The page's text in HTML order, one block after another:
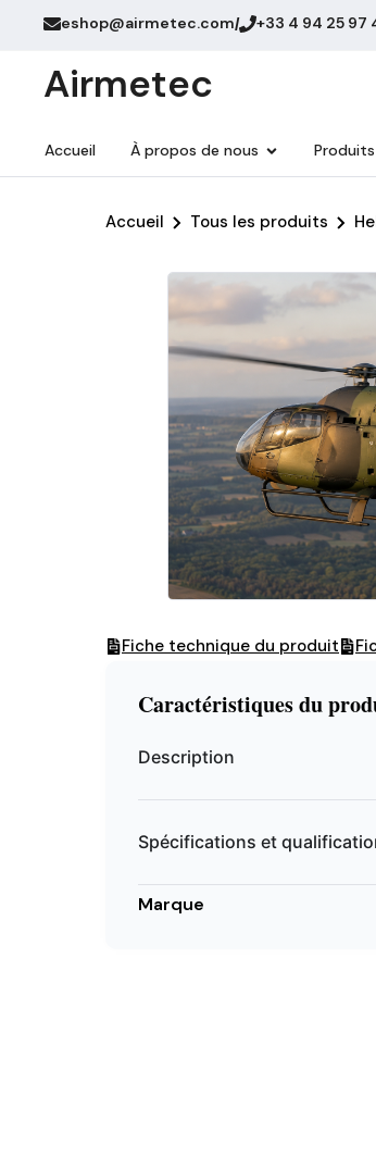
eshop@airmetec.com/ +33 4 94 25 97
Airmetec
Accueil À propos de nous Produits
Accueil Tous les produits
Fiche technique du produit
Caractéristiques du
Description
Spécifications et
Marque